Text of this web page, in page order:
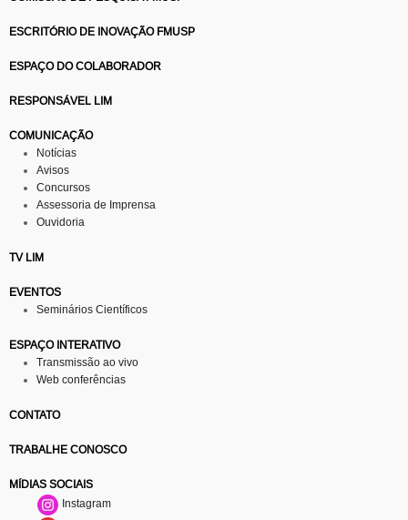
ESCRITÓRIO DE INOVAÇÃO FMUSP
ESPAÇO DO COLABORADOR
RESPONSÁVEL LIM
COMUNICAÇÃO
Notícias
Avisos
Concursos
Assessoria de Imprensa
Ouvidoria
TV LIM
EVENTOS
Seminários Científicos
ESPAÇO INTERATIVO
Transmissão ao vivo
Web conferências
CONTATO
TRABALHE CONOSCO
MÍDIAS SOCIAIS
Instagram